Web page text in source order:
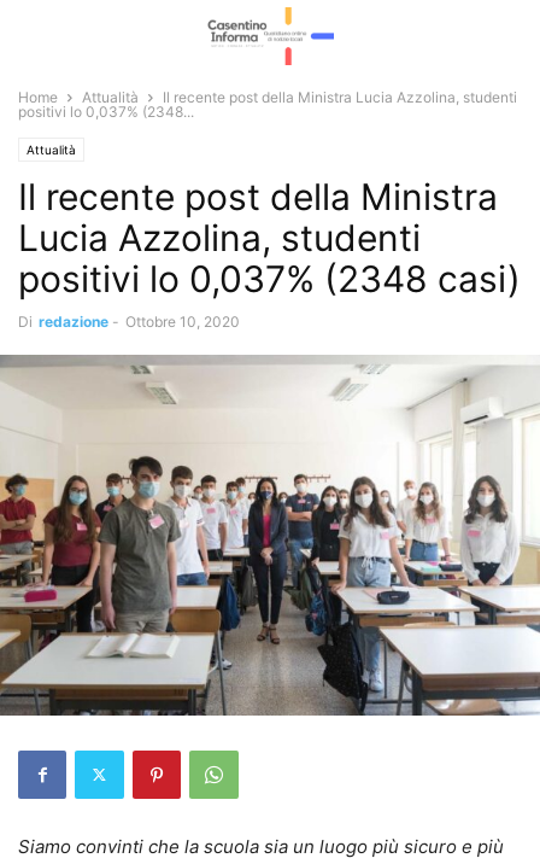
Home Attualità
Il recente post della Ministra Lucia Azzolina, studenti
positivi lo 0,037% (2348...
Attualità
Il recente post della Ministra
Lucia Azzolina, studenti
positivi lo 0,037% (2348 casi)
Di redazione - Ottobre 10, 2020
Siamo convinti che la scuola sia un luogo più sicuro e più